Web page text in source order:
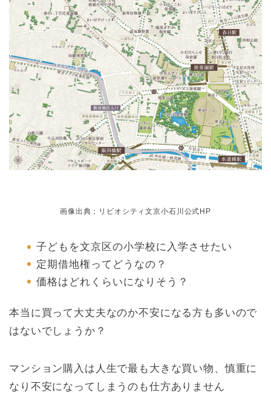
画像出典； リビオシティ文京小石川公式HP
子どもを文京区の小学校に入学させたい
定期借地権ってどうなの？
価格はどれくらいになりそう？
本当に買って大丈夫なのか不安になる方も多いので
はないでしょうか？
マンション購入は人生で最も大きな買い物、慎重に
なり不安になってしまうのも仕方ありません